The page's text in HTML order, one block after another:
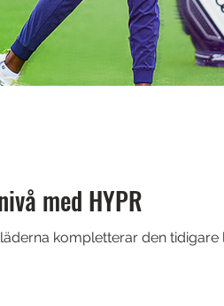
med HYPR
kompletterar den